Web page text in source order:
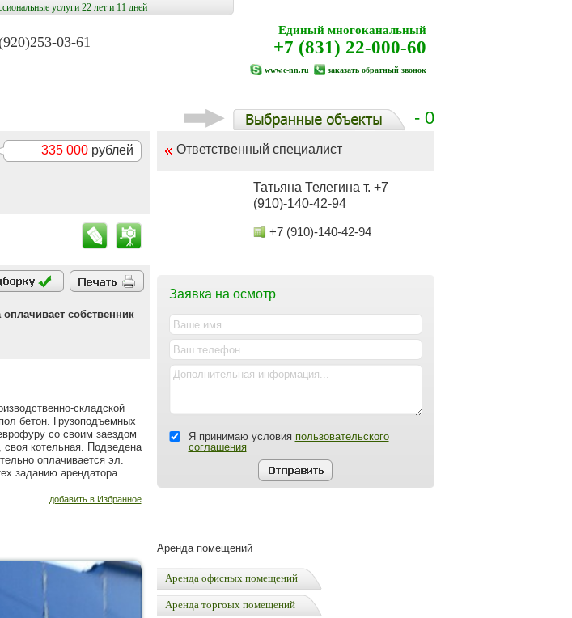
услуги 22 лет и 11 дней
03-61
Единый многоканальный
+7 (831) 22-000-60
www.c-nn.ru заказать обратный звонок
- 0
335 000рублей
оплачивает собственник
складской
бетон. Грузоподъемных
со своим заездом
котельная. Подведена
оплачивается эл.
заданию арендатора.
добавить в Избранное
Ответственный специалист
Татьяна Телегина т. +7
(910)-140-42-94
+7 (910)-140-42-94
Заявка на осмотр
Я принимаю условия пользовательского
соглашения
Аренда помещений
Аренда офисных помещений
Аренда торгоых помещений